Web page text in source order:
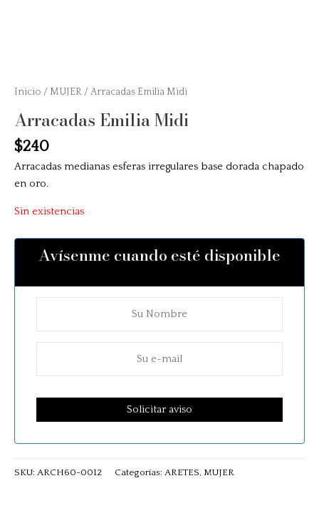
Inicio / MUJER / Arracadas Emilia Midi
Arracadas Emilia Midi
$240
Arracadas medianas esferas irregulares base dorada chapado
en oro.
Sin existencias
Avísenme cuando esté disponible
SKU: ARCH60-0012 Categorías: ARETES MUJER